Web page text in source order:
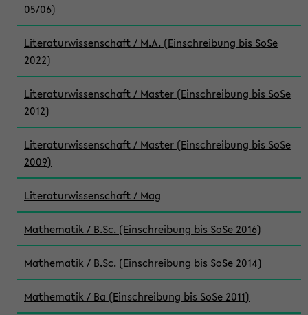
05/06)
Literaturwissenschaft / M.A. (Einschreibung bis SoSe
2022)
Literaturwissenschaft / Master (Einschreibung bis SoSe
2012)
Literaturwissenschaft / Master (Einschreibung bis SoSe
2009)
Literaturwissenschaft / Mag
Mathematik / B.Sc. (Einschreibung bis SoSe 2016)
Mathematik / B.Sc. (Einschreibung bis SoSe 2014)
Mathematik / Ba (Einschreibung bis SoSe 2011)